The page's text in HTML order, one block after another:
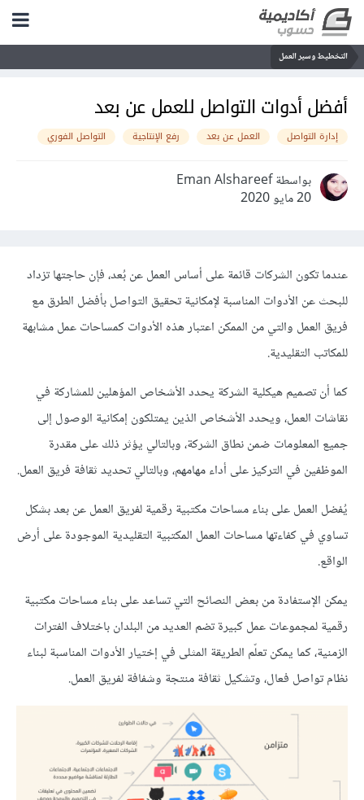
التخطيط وسير العمل
أفضل أدوات التواصل للعمل عن بعد
إدارة التواصل العمل عن بعد رفع الإنتاجية التواصل الفوري
بواسطة Eman Alshareef
20 مايو 2020
عندما تكون الشركات قائمة على أساس العمل عن بُعد، فإن حاجتها تزداد
للبحث عن الأدوات المناسبة لإمكانية تحقيق التواصل بأفضل الطرق مع
فريق العمل والتي من الممكن اعتبار هذه الأدوات كمساحات عمل مشابهة
للمكاتب التقليدية.
كما أن تصميم هيكلية الشركة يحدد الأشخاص المؤهلين للمشاركة في
نقاشات العمل، ويحدد الأشخاص الذين يمتلكون إمكانية الوصول إلى
جميع المعلومات ضمن نطاق الشركة، وبالتالي يؤثر ذلك على مقدرة
الموظفين في التركيز على أداء مهامهم، وبالتالي تحديد ثقافة فريق العمل.
يُفضل العمل على بناء مساحات مكتبية رقمية لفريق العمل عن بعد بشكل
تساوي في كفاءتها مساحات العمل المكتبية التقليدية الموجودة على أرض
الواقع.
يمكن الإستفادة من بعض النصائح التي تساعد على بناء مساحات مكتبية
رقمية لمجموعات عمل كبيرة تضم العديد من البلدان باختلاف الفترات
الزمنية، كما يمكن تعلّم الطريقة المثلى في إختيار الأدوات المناسبة لبناء
نظام تواصل فعال، وتشكيل ثقافة منتجة وشفافة لفريق العمل.